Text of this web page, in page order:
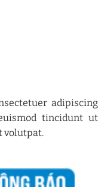
adipiscing
tincidunt ut
volutpat.